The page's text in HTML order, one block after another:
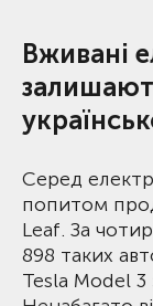
Вживані
Серед
попитом
Leaf. За
898 таких
Tesla Model